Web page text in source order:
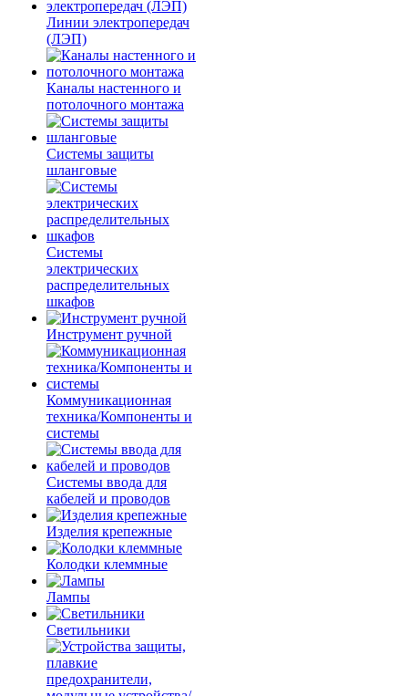
Линии электропередач
(ЛЭП)
Каналы настенного и
потолочного монтажа
Системы защиты
шланговые
Системы
электрических
распределительных
шкафов
Инструмент ручной
Коммуникационная
техника/Компоненты и
системы
Системы ввода для
кабелей и проводов
Изделия крепежные
Колодки клеммные
Лампы
Светильники